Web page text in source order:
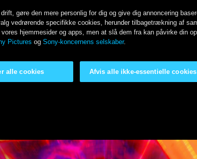
gøre den mere personlig for dig og give dig annoncering
vedrørende specifikke cookies, herunder tilbagetrækning af
hjemmesider og apps, men at slå dem fra kan påvirke din
Pictures og Sony-koncernens selskaber.
Afvis alle ikke-essentielle cookies
alle cookies